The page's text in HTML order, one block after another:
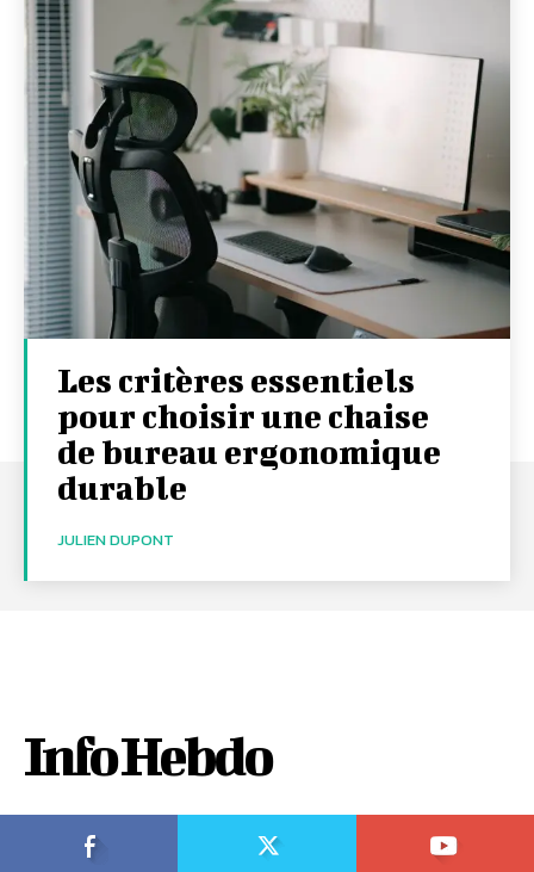
Les critères essentiels
pour choisir une chaise
de bureau ergonomique
durable
JULIEN DUPONT
Info Hebdo